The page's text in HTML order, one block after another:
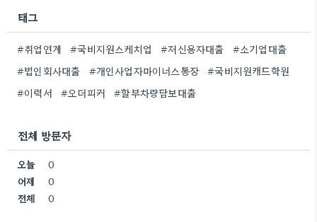
태그
#취업연계 #국비지원스케치업 #저신용자대출
#소기업대출
#법인회사대출
#개인사업자마이너스통장
#국비지원캐드학원
#이력서
#오더피커 #할부차량담보대출
전체 방문자
오늘
0
어제
0
전체
0